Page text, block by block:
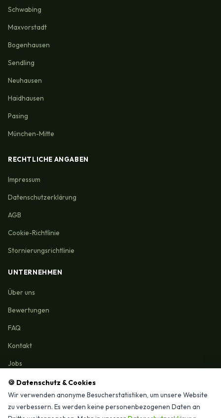
🍪 Datenschutz & Cookies
Wir verwenden anonyme Besucherstatistiken, um unsere Website
zu verbessern. Es werden keine personenbezogenen Daten an
Schwabing
Maxvorstadt
Bogenhausen
Sendling
Neuhausen
Haidhausen
Pasing
München-Mitte
RECHTLICHE ANGABEN
Impressum
Datenschutzerklärung
AGB
Cookie-Richtlinie
Stornierungsrichtlinie
UNTERNEHMEN
Über uns
Bewertungen
FAQ
Kontakt
Jobs
Reinigungmunchen.de © 2026 Alle Rechte vorbehalten